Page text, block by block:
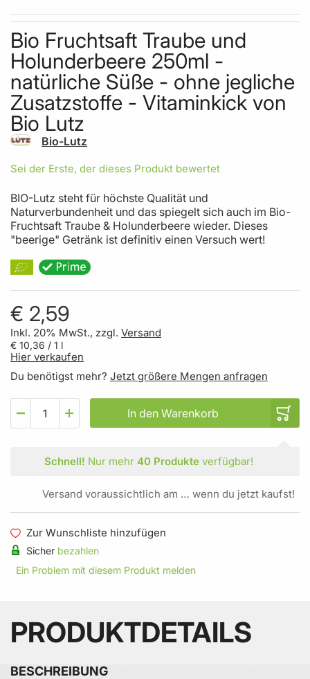
Skip to the beginning of the images gallery
Bio Fruchtsaft Traube und
Holunderbeere 250ml -
natürliche Süße - ohne jegliche
Zusatzstoffe - Vitaminkick von
Bio Lutz
Bio-Lutz
Sei der Erste, der dieses Produkt bewertet
BIO-Lutz steht für höchste Qualität und
Naturverbundenheit und das spiegelt sich auch im Bio-
Fruchtsaft Traube & Holunderbeere wieder. Dieses
"beerige" Getränk ist definitiv einen Versuch wert!
€ 2,59
Inkl. 20% MwSt., zzgl. Versand
€ 10,36 / 1 l
Hier verkaufen
Du benötigst mehr? Jetzt größere Mengen anfragen
In den Warenkorb
Schnell! Nur mehr 40 Produkteverfügbar!
Versand voraussichtlich am … wenn du jetzt kaufst!
Zur Wunschliste hinzufügen
Sicher bezahlen
Ein Problem mit diesem Produkt melden
PRODUKTDETAILS
BESCHREIBUNG